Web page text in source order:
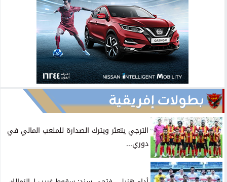
بطولات إفريقية
الترجي يتعثر ويترك الصدارة للملعب المالي في
دوري...